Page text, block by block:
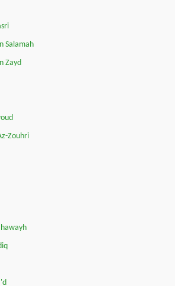
Salamah
Zayd
Zouhri